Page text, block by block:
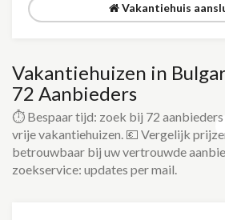
Vakantiehuis
Vakantiehuizen in
72 Aanbieders
⏱️ Bespaar tijd: zoek bij 72
vrije vakantiehuizen. 💶 Vergelijk
betrouwbaar bij uw vertrouwde
zoekservice: updates per mail.